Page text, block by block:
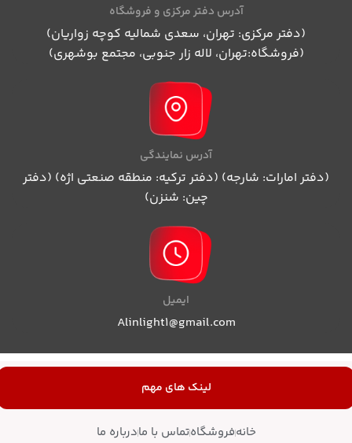
آدرس دفتر مرکزی و فروشگاه
(دفتر مرکزی: تهران، سعدی شمالیه کوچه زواریان)
(فروشگاه:تهران، لاله زار جنوبی، مجتمع بوشهری)
آدرس نمایندگی
(دفتر امارات: شارجه) (دفتر ترکیه: منطقه صنعتی اژه) (دفتر
چین: شنزن)
ایمیل
Alinlight1@gmail.com
لینک های مهم
خانهفروشگاهتماس با مادرباره ما